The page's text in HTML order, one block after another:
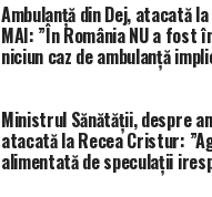
Ambulanță din Dej, atacată
MAI: ”În România NU a
niciun caz de ambulanță
Ministrul Sănătății, despre
atacată la Recea Cristur:
alimentată de speculații